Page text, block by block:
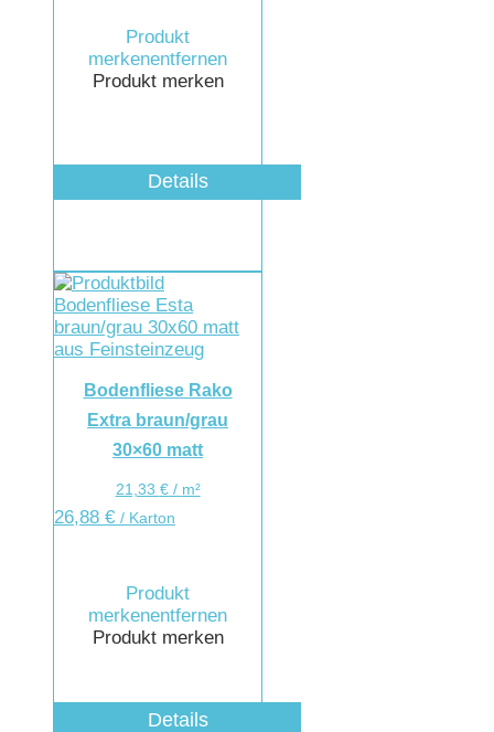
Produkt
merkenentfernen
Produkt merken
Details
Bodenfliese Rako
Extra braun/grau
30×60 matt
21,33 €/ m²
26,88 € / Karton
Produkt
merkenentfernen
Produkt merken
Details